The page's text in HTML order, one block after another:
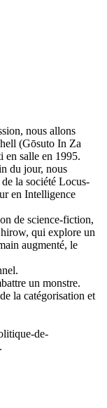
nous allons
(Gōsuto In Za
en salle en 1995.
du jour, nous
la société Locus-
en Intelligence
de science-fiction,
qui explore un
augmenté, le
un monstre.
la catégorisation et
de-